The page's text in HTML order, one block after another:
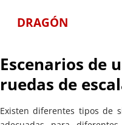
DRAGÓN
Escenarios de
ruedas de
Existen diferentes tipos de